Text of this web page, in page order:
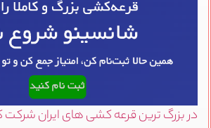
در بزرگ ترین قرعه کشی های ایران شرکت